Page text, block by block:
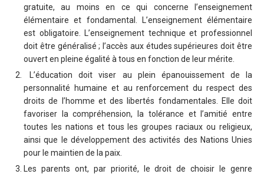
gratuite, au moins en ce qui concerne l’enseignement
élémentaire et fondamental. L’enseignement élémentaire
est obligatoire. L’enseignement technique et professionnel
doit être généralisé ; l’accès aux études supérieures doit être
ouvert en pleine égalité à tous en fonction de leur mérite.
L’éducation doit viser au plein épanouissement de la
personnalité humaine et au renforcement du respect des
droits de l’homme et des libertés fondamentales. Elle doit
favoriser la compréhension, la tolérance et l’amitié entre
toutes les nations et tous les groupes raciaux ou religieux,
ainsi que le développement des activités des Nations Unies
pour le maintien de la paix.
Les parents ont, par priorité, le droit de choisir le genre